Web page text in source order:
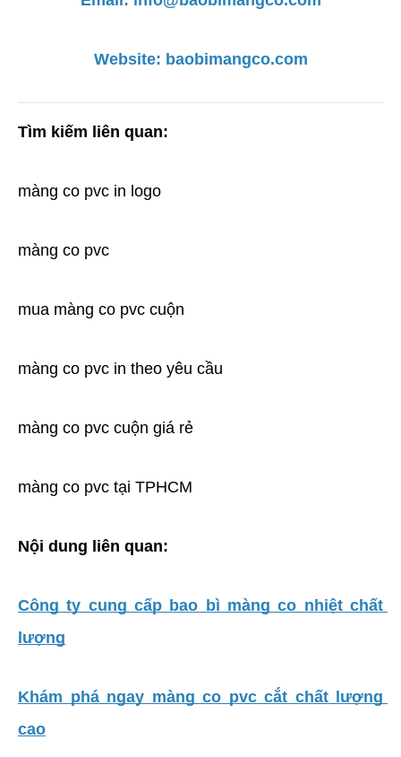
Website: baobimangco.com
Tìm kiếm liên quan:
màng co pvc in logo
màng co pvc
mua màng co pvc cuộn
màng co pvc in theo yêu cầu
màng co pvc cuộn giá rẻ
màng co pvc tại TPHCM
Nội dung liên quan:
Công ty cung cấp bao bì màng co nhiệt chất
lượng
Khám phá ngay màng co pvc cắt chất lượng
cao